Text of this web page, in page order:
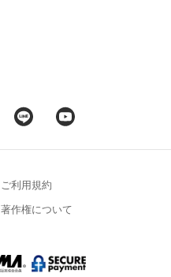
ご利用規約
著作権について